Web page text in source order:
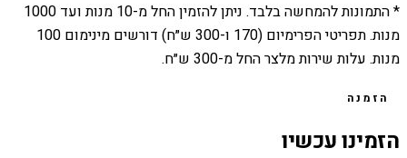
* התמונות להמחשה בלבד. ניתן להזמין החל מ-10 מנות ועד 1000
מנות. תפריטי הפרימיום (170 ו-300 ש״ח) דורשים מינימום 100
מנות. עלות שירות מלצר החל מ-300 ש״ח.
הזמנה
הזמינו עכשיו